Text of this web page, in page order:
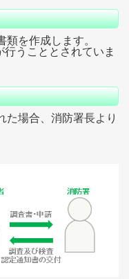
を作成します。
うこととされていま
た場合、消防署長より